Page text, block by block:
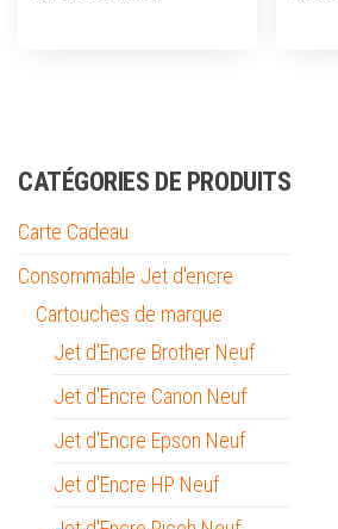
CATÉGORIES DE PRODUITS
Carte Cadeau
Consommable Jet d'encre
Cartouches de marque
Jet d'Encre Brother Neuf
Jet d'Encre Canon Neuf
Jet d'Encre Epson Neuf
Jet d'Encre HP Neuf